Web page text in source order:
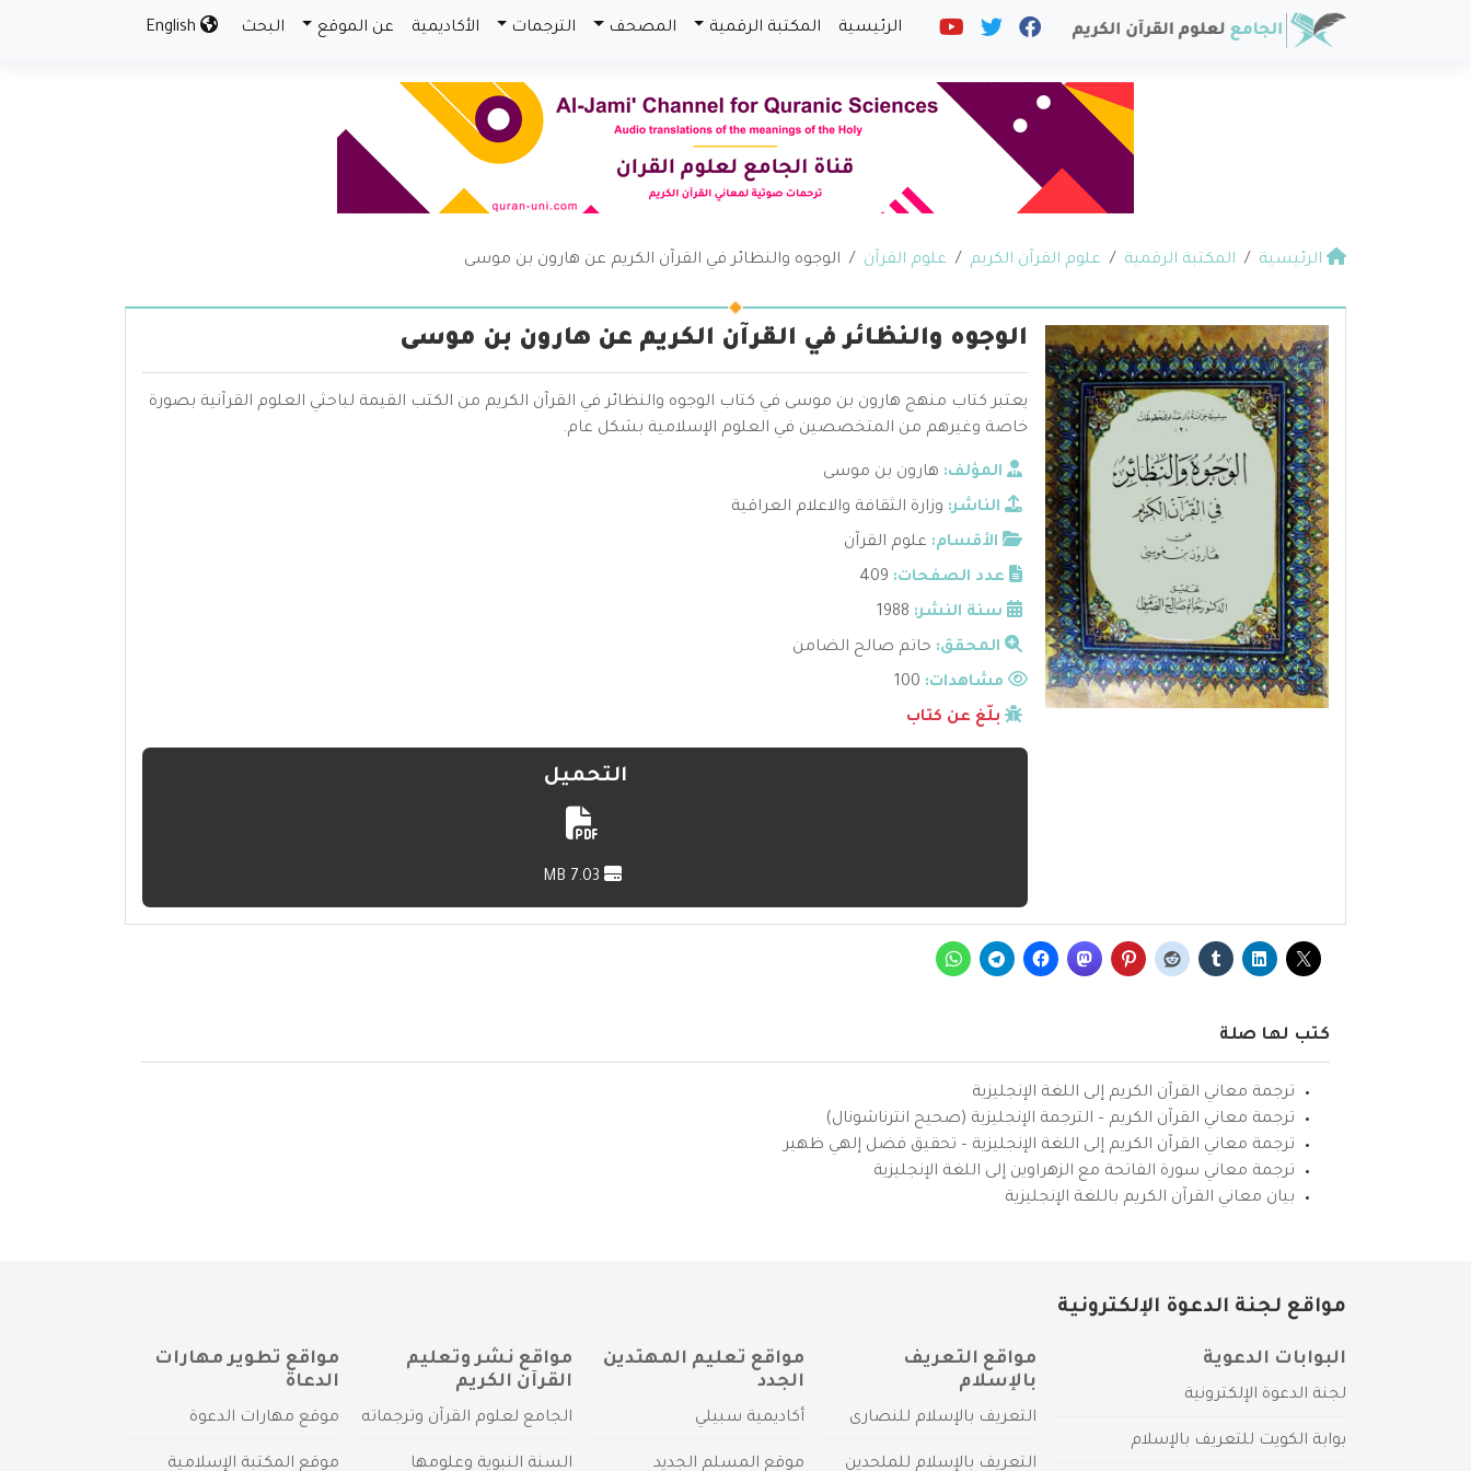
الرئيسية المكتبة الرقمية المصحف الترجمات الأكاديمية عن الموقع البحث
الرئيسية المكتبة الرقمية علوم القرآن الكريم علوم القرآن الوجوه والنظائر في القرآن الكريم عن هارون بن موسى
الوجوه والنظائر في القرآن الكريم عن هارون بن موسى
يعتبر كتاب منهج هارون بن موسى في كتاب الوجوه والنظائر في القرآن الكريم من الكتب القيمة لباحثي العلوم القرآنية بصورة
خاصة وغيرهم من المتخصصين في العلوم الإسلامية بشكل عام.
المؤلف: هارون بن موسى
الناشر: وزارة الثقافة والاعلام العراقية
الأقسام: علوم القرآن
عدد الصفحات: 409
سنة النشر: 1988
المحقق: حاتم صالح الضامن
مشاهدات:
بلّغ عن كتاب
التحميل
كتب لها صلة
ترجمة معاني القرآن الكريم إلى اللغة الإنجليزية
ترجمة معاني القرآن الكريم – الترجمة الإنجليزية (صحيح انترناشونال)
ترجمة معاني القرآن الكريم إلى اللغة الإنجليزية – تحقيق فضل إلهي ظهير
ترجمة معاني سورة الفاتحة مع الزهراوين إلى اللغة الإنجليزية
بيان معاني القرآن الكريم باللغة الإنجليزية
مواقع لجنة الدعوة الإلكترونية
البوابات الدعوية
لجنة الدعوة الإلكترونية
بوابة الكويت للتعريف بالإسلام
مواقع التعريف
بالإسلام
التعريف بالإسلام للنصارى
التعريف بالإسلام للملحدين
مواقع تعليم المهتدين
الجدد
أكاديمية سبيلي
موقع المسلم الجديد
مواقع نشر وتعليم
القرآن الكريم
الجامع لعلوم القرآن وترجماته
السنة النبوية وعلومها
مواقع تطوير مهارات
الدعاة
موقع مهارات الدعوة
موقع المكتبة الإسلامية